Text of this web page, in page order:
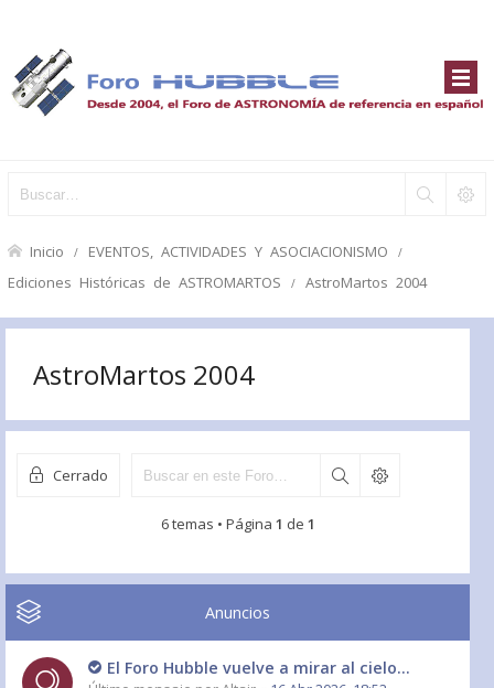
Inicio EVENTOS, ACTIVIDADES Y ASOCIACIONISMO
Ediciones Históricas de ASTROMARTOS AstroMartos 2004
AstroMartos 2004
Cerrado
6 temas • Página 1 de 1
Anuncios
El Foro Hubble vuelve a mirar al cielo...